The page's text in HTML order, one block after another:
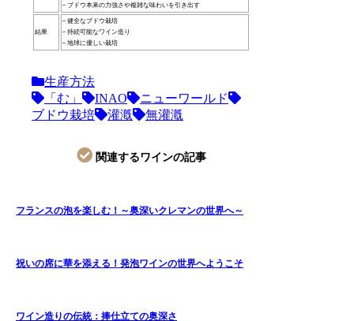
– ブドウ本来の力強さや複雑な味わいを引き出す
結果
– 健全なブドウ栽培
– 持続可能なワイン造り
– 地球に優しい栽培
生産方法
「む」
INAO
ニューワールド
ブドウ栽培
灌漑 無灌漑
関連するワインの記事
フランスの泡を楽しむ！～奥深いクレマンの世界へ～
祝いの席に華を添える！発泡ワインの世界へようこそ
ワイン造りの伝統：捧仕立ての奥深さ